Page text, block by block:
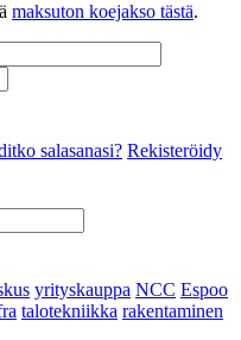
maksuton koejakso tästä.
salasanasi? Rekisteröidy
yrityskauppa NCC Espoo
talotekniikka rakentaminen